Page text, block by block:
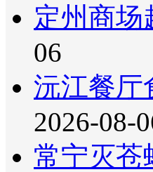
定州商场
06
沅江餐厅
2026-08-
常宁灭苍